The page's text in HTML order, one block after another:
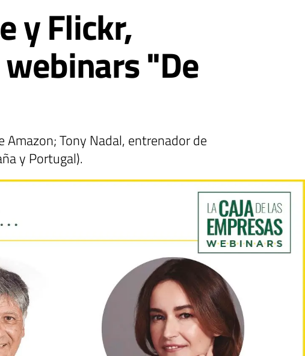
y Flickr,
"De
Tony Nadal, entrenador de
y Portugal).